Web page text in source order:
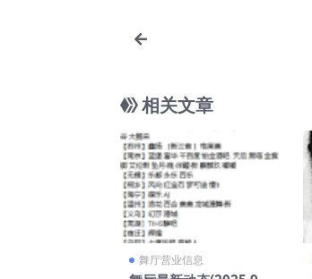
相关文章
舞厅营业信息